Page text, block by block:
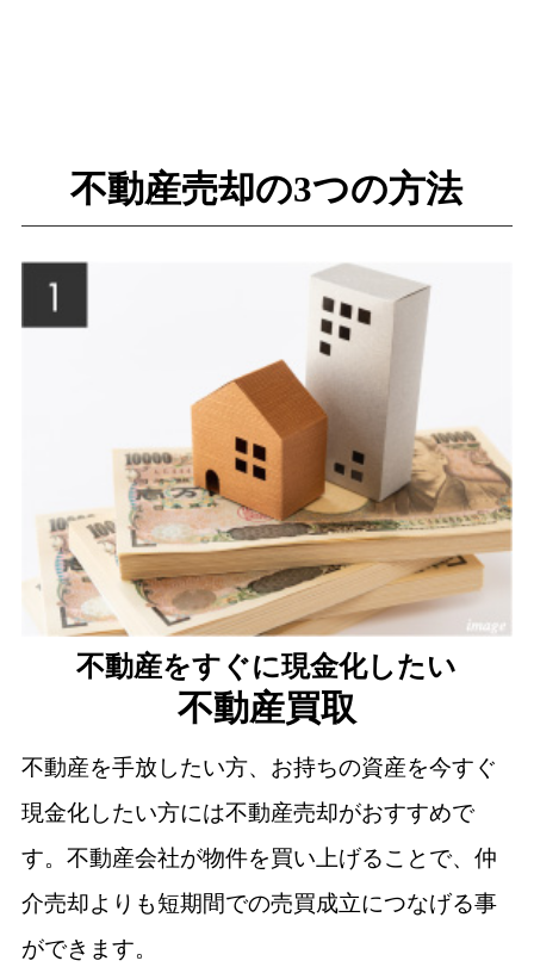
不動産売却の3つの方法
不動産をすぐに現金化したい
不動産買取
不動産を手放したい方、お持ちの資産を今すぐ
現金化したい方には不動産売却がおすすめで
す。不動産会社が物件を買い上げることで、仲
介売却よりも短期間での売買成立につなげる事
ができます。